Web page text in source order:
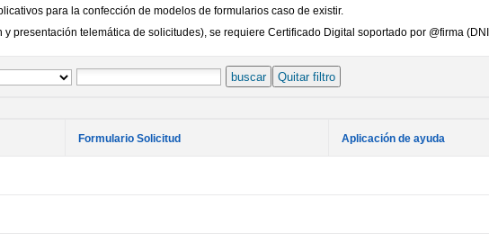
para la confección de modelos de formularios caso de existir.
presentación telemática de solicitudes), se requiere Certificado Digital soportado por @firma
buscar Quitar filtro
Formulario Solicitud Aplicación de ayuda